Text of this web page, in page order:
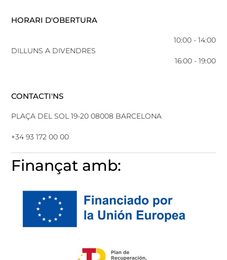
HORARI D'OBERTURA
DILLUNS A DIVENDRES
10:00 - 14:00
16:00 - 19:00
CONTACTI'NS
PLAÇA DEL SOL 19-20 08008 BARCELONA
+34 93 172 00 00
Finançat amb: